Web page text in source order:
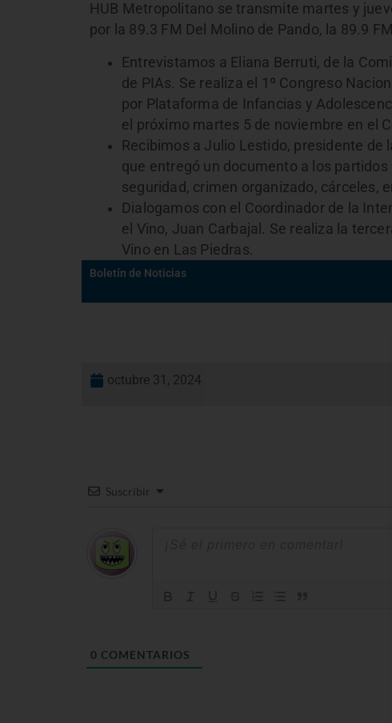
HUB Metropolitano se transmite martes y
por la 89.3 FM Del Molino de Pando, la 89.9
Entrevistamos a Eliana Berruti, de la
de PIAs. Se realiza el 1º Congreso
por Plataforma de Infancias y
el próximo martes 5 de noviembre en el
Recibimos a Julio Lestido, presidente de
que entregó un documento a los
seguridad, crimen organizado, cárceles,
Dialogamos con el Coordinador de la
el Vino, Juan Carbajal. Se realiza la
Vino en Las Piedras.
Boletín de Noticias
octubre 31, 2024
Suscribir
0 COMENTARIOS